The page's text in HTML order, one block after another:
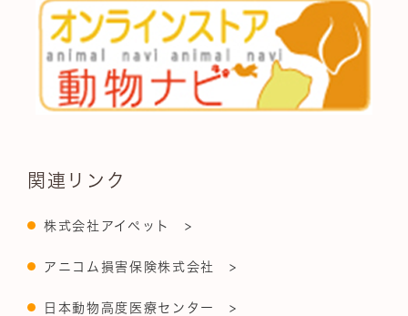
関連リンク
株式会社アイペット >
アニコム損害保険株式会社 >
日本動物高度医療センター >